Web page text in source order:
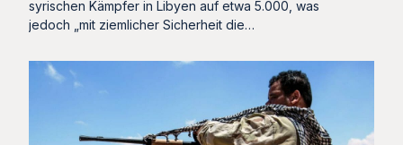
syrischen Kämpfer in Libyen auf etwa 5.000, was
jedoch „mit ziemlicher Sicherheit die…